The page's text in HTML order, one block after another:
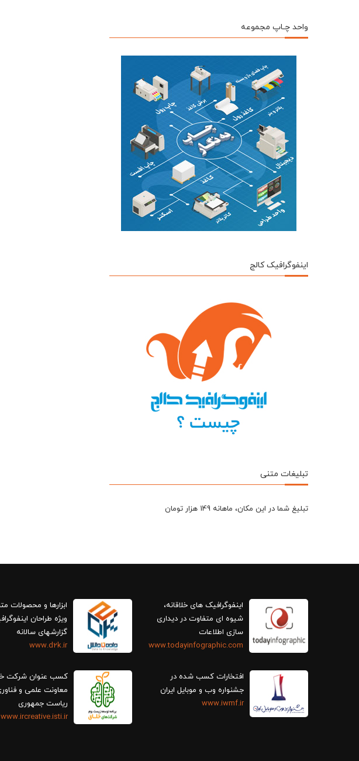
واحد چـاپ مجموعه
اینفوگرافیک کالج
تبلیغات متنی
تبلیغ شما در این مکان، ماهانه 149 هزار تومان
اینفوگرافیک های خلاقانه،
سازی اطلاعات
www.todayinfographic.com
افتخارات کسب شده در
جشنواره وب و موبایل ایران
www.iwmf.ir
ابزارها و محصولات
ویژه طراحان
گزارش‎های سالانه
www.d2k.ir
کسب عنوان شرکت
معاونت علمی و
ریاست جمهوری
www.ircreative.isti.ir